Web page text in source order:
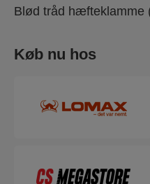
Blød tråd hæfteklamme
Køb nu hos